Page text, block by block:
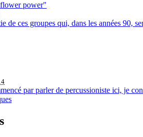
power"
de ces groupes qui, dans les années 90,
par parler de percussioniste ici, je